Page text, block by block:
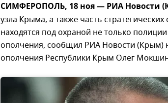
СИМФЕРОПОЛЬ, 18 ноя — РИА Новости
узла Крыма, а также часть
находятся под охраной не только
ополчения, сообщил РИА Новости (Крым)
ополчения Республики Крым Олег